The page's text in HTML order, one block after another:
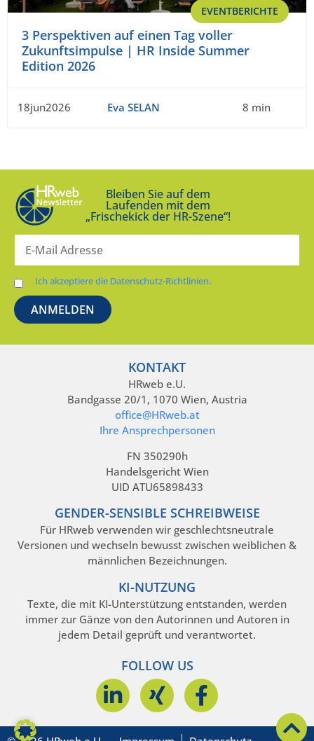
EVENTBERICHTE
3 Perspektiven auf einen Tag voller
Zukunftsimpulse | HR Inside Summer
Edition 2026
18jun2026 Eva SELAN 8 min
Bleiben Sie auf dem
Laufenden mit dem
„Frischekick der HR-Szene“!
Ich akzeptiere die Datenschutz-Richtlinien.
KONTAKT
HRweb e.U.
Bandgasse 20/1, 1070 Wien, Austria
office@HRweb.at
Ihre Ansprechpersonen
FN 350290h
Handelsgericht Wien
UID ATU65898433
GENDER-SENSIBLE SCHREIBWEISE
Für HRweb verwenden wir geschlechtsneutrale
Versionen und wechseln bewusst zwischen weiblichen &
männlichen Bezeichnungen.
KI-NUTZUNG
Texte, die mit KI-Unterstützung entstanden, werden
immer zur Gänze von den Autorinnen und Autoren in
jedem Detail geprüft und verantwortet.
FOLLOW US